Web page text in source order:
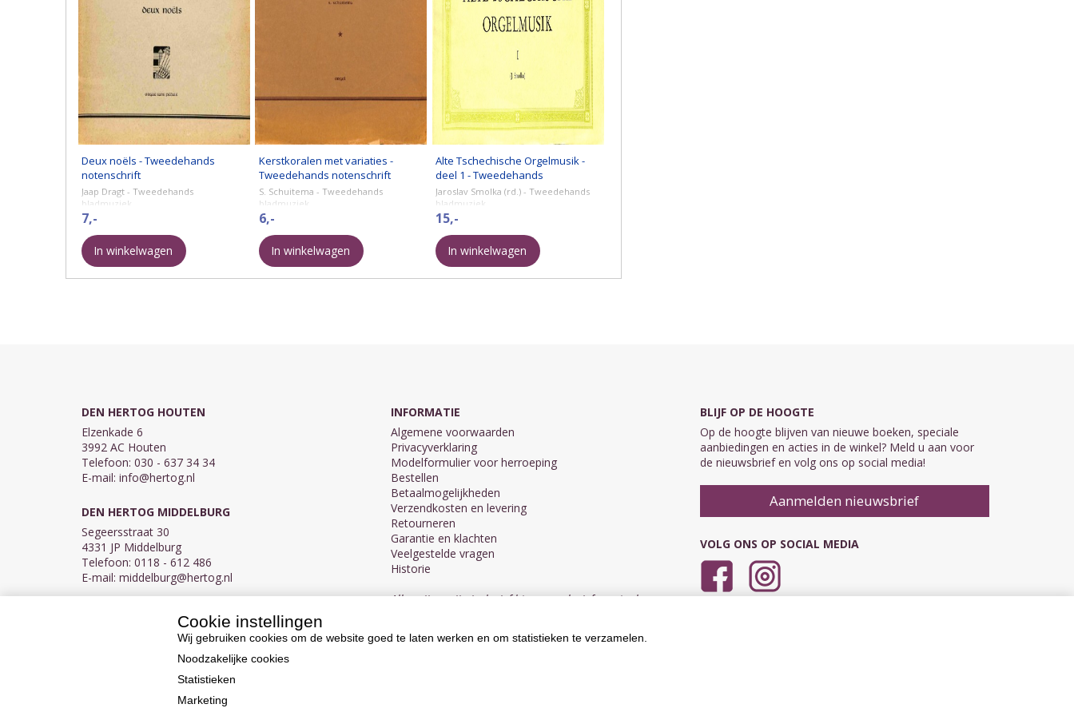
Deux noëls - Tweedehands
notenschrift
Jaap Dragt - Tweedehands
bladmuziek.
7,-
In winkelwagen
Kerstkoralen met variaties -
Tweedehands notenschrift
S. Schuitema - Tweedehands
bladmuziek.
6,-
In winkelwagen
Alte Tschechische Orgelmusik -
deel 1 - Tweedehands
notenschrift
Jaroslav Smolka (rd.) - Tweedehands
bladmuziek
15,-
In winkelwagen
DEN HERTOG HOUTEN
Elzenkade 6
3992 AC Houten
Telefoon: 030 - 637 34 34
E-mail: info@hertog.nl
DEN HERTOG MIDDELBURG
Segeersstraat 30
4331 JP Middelburg
Telefoon: 0118 - 612 486
E-mail: middelburg@hertog.nl
BTW NL007450242B03
INFORMATIE
Algemene voorwaarden
Privacyverklaring
Modelformulier voor herroeping
Bestellen
Betaalmogelijkheden
Verzendkosten en levering
Retourneren
Garantie en klachten
Veelgestelde vragen
Historie
Alle prijzen zijn inclusief btw en exclusief eventuele
BLIJF OP DE HOOGTE
Op de hoogte blijven van nieuwe boeken, speciale
aanbiedingen en acties in de winkel? Meld u aan voor
de nieuwsbrief en volg ons op social media!
Aanmelden nieuwsbrief
VOLG ONS OP SOCIAL MEDIA
Cookie instellingen
Wij gebruiken cookies om de website goed te laten werken en om statistieken te verzamelen.
Noodzakelijke cookies
Statistieken
Marketing